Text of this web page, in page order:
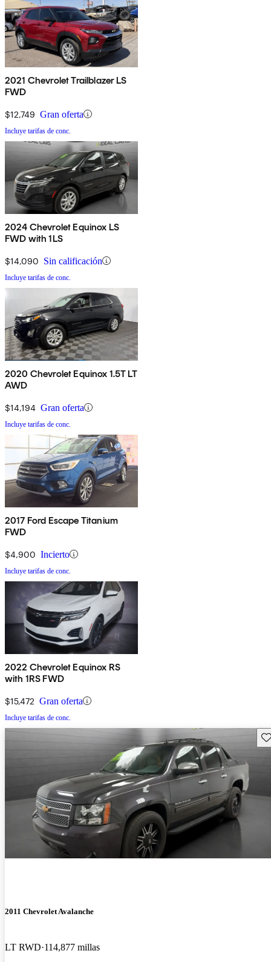
2021 Chevrolet Trailblazer LS
FWD
$12,749 Gran oferta
Incluye tarifas de conc.
2024 Chevrolet Equinox LS
FWD with 1LS
$14,090 Sin calificación
Incluye tarifas de conc.
2020 Chevrolet Equinox 1.5T LT
AWD
$14,194 Gran oferta
Incluye tarifas de conc.
2017 Ford Escape Titanium
FWD
$4,900 Incierto
Incluye tarifas de conc.
2022 Chevrolet Equinox RS
with 1RS FWD
$15,472 Gran oferta
Incluye tarifas de conc.
2011 Chevrolet Avalanche
LT RWD 114,877 millas